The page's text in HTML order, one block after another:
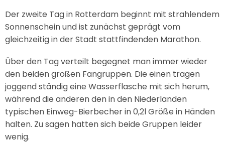
Der zweite Tag in Rotterdam beginnt mit strahlendem
Sonnenschein und ist zunächst geprägt vom
gleichzeitig in der Stadt stattfindenden Marathon.
Über den Tag verteilt begegnet man immer wieder
den beiden großen Fangruppen. Die einen tragen
joggend ständig eine Wasserflasche mit sich herum,
während die anderen den in den Niederlanden
typischen Einweg-Bierbecher in 0,2l Größe in Händen
halten. Zu sagen hatten sich beide Gruppen leider
wenig.